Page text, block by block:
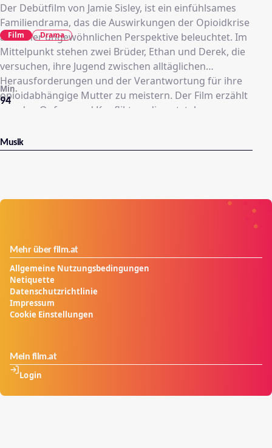
Der Debütfilm von Jamie Sisley, ist ein einfühlsames
Familiendrama, das die Auswirkungen der Opioidkrise
aus einer ungewöhnlichen Perspektive beleuchtet. Im
Mittelpunkt stehen zwei Brüder, Ethan und Derek, die
versuchen, ihre Jugend zwischen alltäglichen
Herausforderungen und der Verantwortung für ihre
opioidabhängige Mutter zu meistern. Der Film erzählt
von den Opfern und Konflikten, die entstehen, wenn
helfen, ohne sich selbst zu verlieren. Mit leisen Tönen
und realistischen Charakteren fängt der Film die
94
Min.
Film Drama
Musik
Mehr über film.at
Allgemeine Nutzungsbedingungen
Netiquette
Datenschutzrichtlinie
Impressum
Cookie Einstellungen
Mein film.at
Login